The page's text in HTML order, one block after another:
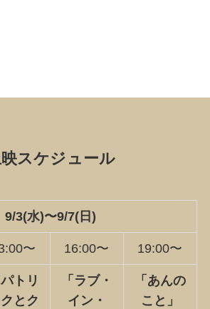
スケジュール
9/3(水)〜9/7(日)
〜 16:00〜 19:00〜
パトリ
とク
「 ラブ・
イン・
「あんの
こと」